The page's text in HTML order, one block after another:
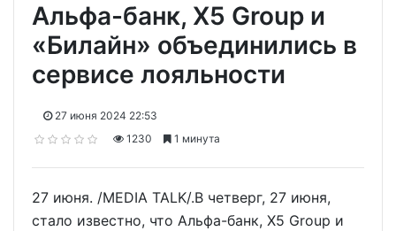
Альфа-банк, X5 Group и
«Билайн» объединились в
сервисе лояльности
27 июня 2024 22:53
1230
1 минута
27 июня. /MEDIA TALK/.В четверг, 27 июня,
стало известно, что Альфа-банк, X5 Group и